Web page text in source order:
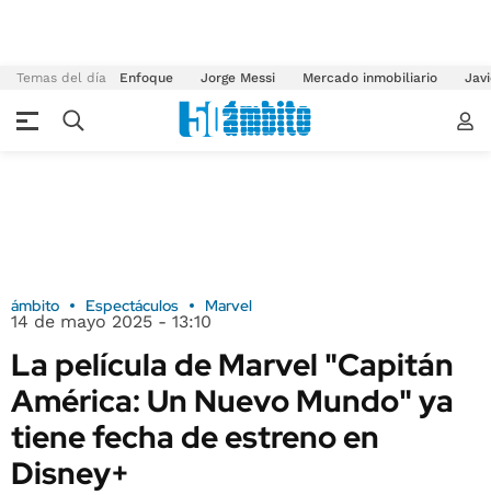
Temas del día Enfoque Jorge Messi Mercado inmobiliario
ámbito Espectáculos Marvel
14 de mayo 2025 - 13:10
La película de Marvel "Capitán
América: Un Nuevo Mundo" ya
tiene fecha de estreno en
Disney+